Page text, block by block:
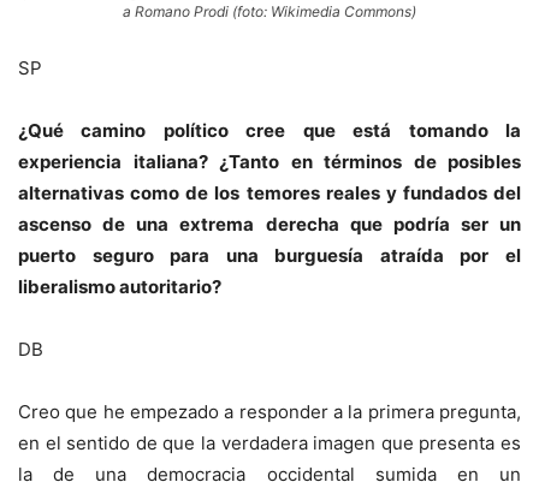
a Romano Prodi (foto: Wikimedia Commons)
SP
¿Qué camino político cree que está tomando la
experiencia italiana? ¿Tanto en términos de posibles
alternativas como de los temores reales y fundados del
ascenso de una extrema derecha que podría ser un
puerto seguro para una burguesía atraída por el
liberalismo autoritario?
DB
Creo que he empezado a responder a la primera pregunta,
en el sentido de que la verdadera imagen que presenta es
la de una democracia occidental sumida en un